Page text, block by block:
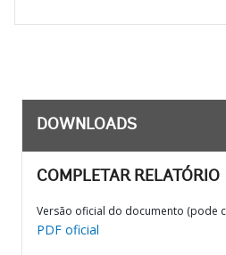
DOWNLOADS
COMPLETAR RELATÓRIO
Versão oficial do documento (pode
PDF oficial